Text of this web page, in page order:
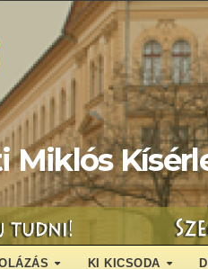
Miklós
KI KICSODA